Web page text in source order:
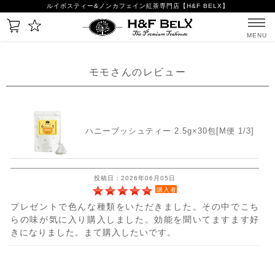
ルイボスティー&ノンカフェイン紅茶専門店【H&F BELX】
MENU
モモさんのレビュー
ハニーブッシュティー 2.5g×30包[M便 1/3]
投稿日：2026年06月05日
購入者
プレゼントで色んな種類をいただきました。その中でこち
らの味が気に入り購入しました。効能を聞いてますます好
きになりました。まて購入したいです。